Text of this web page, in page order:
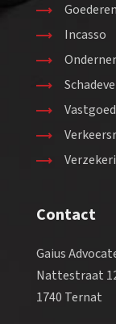
Incasso
Contact
Gaius
Nattestraat
1740 Ternat